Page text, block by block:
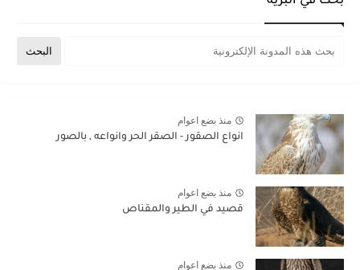
منذ بضع اعوام
انواع الصقور - الصقر الحر وانواعه , بالصور
منذ بضع اعوام
قصيد في الطير والمقناص
منذ بضع اعوام